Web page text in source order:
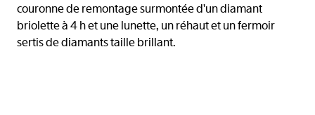
couronne de remontage surmontée d'un diamant
briolette à 4 h et une lunette, un réhaut et un fermoir
sertis de diamants taille brillant.